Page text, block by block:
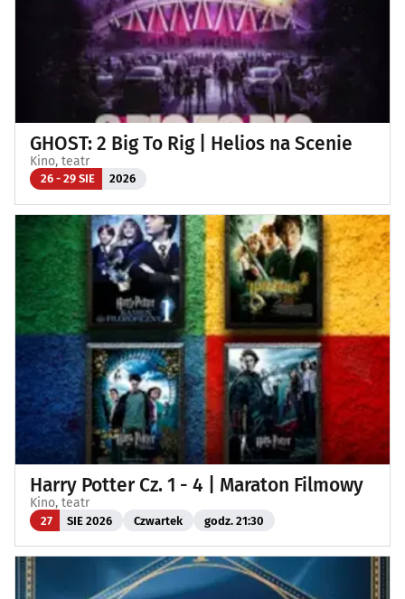
GHOST: 2 Big To Rig | Helios na Scenie
Kino, teatr
26 - 29 SIE 2026
Harry Potter Cz. 1 - 4 | Maraton Filmowy
Kino, teatr
27 SIE 2026 Czwartek godz. 21:30